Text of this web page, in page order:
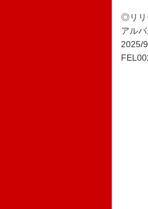
◎リリ
アル
2025/